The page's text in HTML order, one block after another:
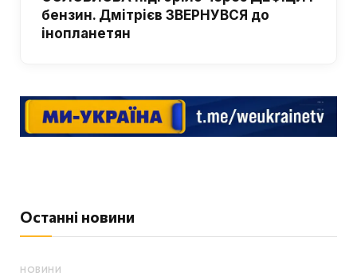
бензин. Дмітрієв ЗВЕРНУВСЯ до
інопланетян
Останні новини
НОВИНИ